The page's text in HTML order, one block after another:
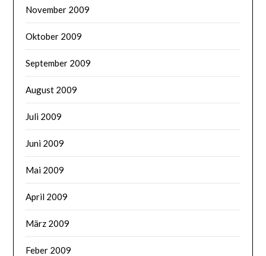
November 2009
Oktober 2009
September 2009
August 2009
Juli 2009
Juni 2009
Mai 2009
April 2009
März 2009
Feber 2009